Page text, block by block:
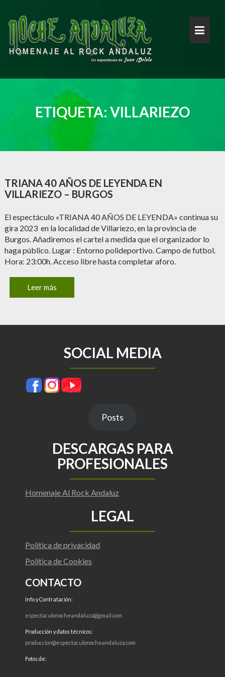
contenido
ETIQUETA: VILLARIEZO
TRIANA 40 AÑOS DE LEYENDA EN
VILLARIEZO – BURGOS
El espectáculo «TRIANA 40 AÑOS DE LEYENDA» continua su
gira 2023 en la localidad de Villariezo, en la provincia de
Burgos. Añadiremos el cartel a medida que el organizador lo
haga público. Lugar : Entorno polideportivo. Campo de futbol.
Hora: 23:00h. Acceso libre hasta completar aforo.
Leer más
SOCIAL MEDIA
Posts
DESCARGAS PARA
PROFESIONALES
Homenaje Al Rock Andaluz
LEGAL
Política de privacidad
Política de Cookies
CONTACTO
Info y Contratación:
espectaculonocheandaluza@gmail.com
Producción y datos técnicos:
produccion@espectaculonocheandaluza.com
Fotos de: